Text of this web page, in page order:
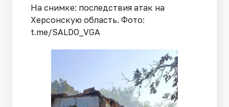
На снимке: последствия атак на
Херсонскую область. Фото:
t.me/SALDO_VGA